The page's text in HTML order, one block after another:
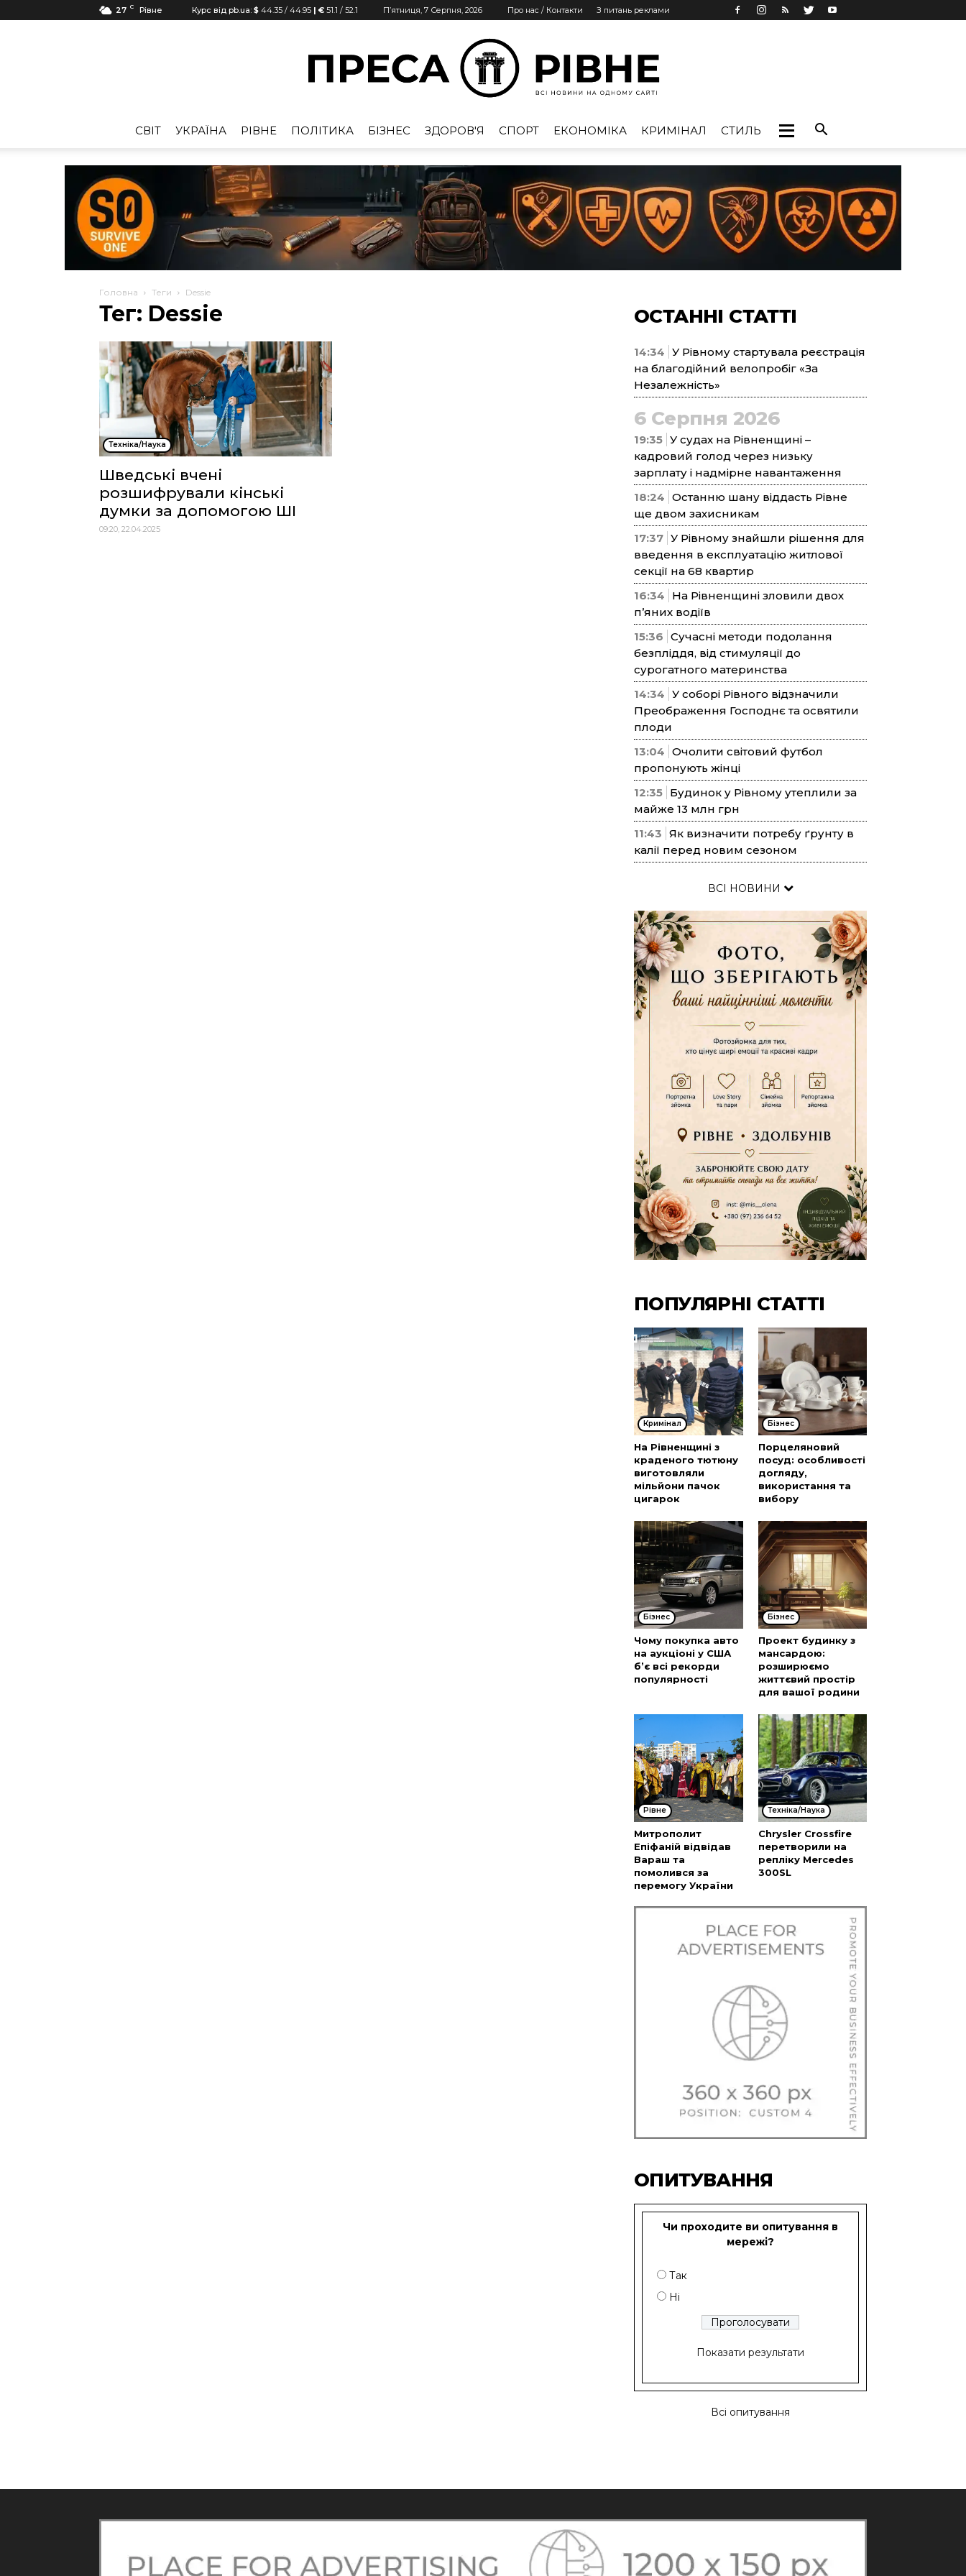
27 C Рівне Курс від pb.ua: $ 44.35 / 44.95 | € 51.1 / 52.1 П’ятниця, 7 Серпня, 2026 Про нас / Контакти З питань реклами
Рівне
CВІТ УКРАЇНА РІВНЕ ПОЛІТИКА БІЗНЕС ЗДОРОВ'Я СПОРТ ЕКОНОМІКА КРИМІНАЛ СТИЛЬ
Головна Теги Dessie
Тег: Dessie
Техніка/Наука
Шведські вчені
розшифрували кінські
думки за допомогою ШІ
09:20, 22.04.2025
ОСТАННІ СТАТТІ
14:34 У Рівному стартувала реєстрація
на благодійний велопробіг «За
Незалежність»
6 Серпня 2026
19:35 У судах на Рівненщині –
кадровий голод через низьку
зарплату і надмірне навантаження
18:24 Останню шану віддасть Рівне
ще двом захисникам
17:37 У Рівному знайшли рішення для
введення в експлуатацію житлової
секції на 68 квартир
16:34
На Рівненщині зловили двох
п’яних водіїв
15:36 Сучасні методи подолання
безпліддя, від стимуляції до
сурогатного материнства
14:34 У соборі Рівного відзначили
Преображення Господнє та освятили
плоди
13:04 Очолити світовий футбол
пропонують жінці
12:35 Будинок у Рівному утеплили за
майже 13 млн грн
11:43 Як визначити потребу ґрунту в
калії перед новим сезоном
ВСІ НОВИНИ
ПОПУЛЯРНІ СТАТТІ
Кримінал
На Рівненщині з
краденого тютюну
виготовляли
мільйони пачок
цигарок
Бізнес
Порцеляновий
посуд: особливості
догляду,
використання та
вибору
Бізнес
Чому покупка авто
на аукціоні у США
б’є всі рекорди
популярності
Бізнес
Проект будинку з
мансардою:
розширюємо
життєвий простір
для вашої родини
Рівне
Митрополит
Епіфаній відвідав
Вараш та
помолився за
перемогу України
Техніка/Наука
Chrysler Crossfire
перетворили на
репліку Mercedes
300SL
ОПИТУВАННЯ
Чи проходите ви опитування в
мережі?
Так
Ні
Показати результати
Всі опитування